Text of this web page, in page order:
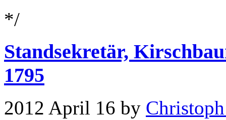
*/
Standsekretär,
1795
2012 April 16 by